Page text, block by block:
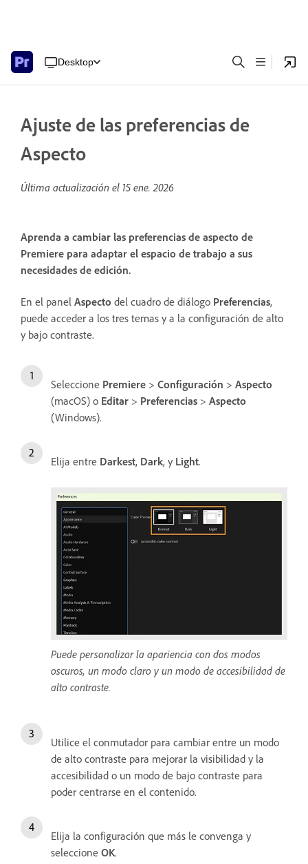
Desktop
Ajuste de las preferencias de
Aspecto
Última actualización el 15 ene. 2026
Aprenda a cambiar las preferencias de aspecto de
Premiere para adaptar el espacio de trabajo a sus
necesidades de edición.
En el panel Aspecto del cuadro de diálogo Preferencias,
puede acceder a los tres temas y a la configuración de alto
y bajo contraste.
Seleccione Premiere > Configuración > Aspecto
(macOS) o Editar > Preferencias > Aspecto
(Windows).
Elija entre Darkest, Dark, y Light.
Puede personalizar la apariencia con dos modos
oscuros, un modo claro y un modo de accesibilidad de
alto contraste.
Utilice el conmutador para cambiar entre un modo
de alto contraste para mejorar la visibilidad y la
accesibilidad o un modo de bajo contraste para
poder centrarse en el contenido.
Elija la configuración que más le convenga y
seleccione OK.